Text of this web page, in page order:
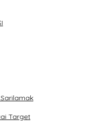
Target